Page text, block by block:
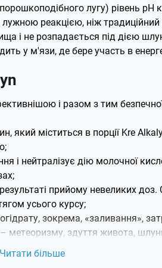
лугу) рівень
реакцією, ніж традиційний
і не розпадається під дією
у м'язи, де бере участь в
і разом з тим
який міститься в порції Kre
і нейтралізує дію молочної
прийому невеликих
усього курсу;
зокрема, «заливання»,
метеоризму, здуття живота,
що і креатин взагалі. Вона
Читати більше